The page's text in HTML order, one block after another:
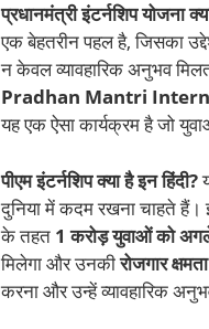
प्रधानमंत्री इंटर्नशिप
एक बेहतरीन पहल है, जिसका
न केवल व्यावहारिक अनुभव
Pradhan Mantri
यह एक ऐसा कार्यक्रम है जो
पीएम इंटर्नशिप क्या है इन हिंदी?
दुनिया में कदम रखना चाहते हैं।
के तहत 1 करोड़ युवाओं को अगले
मिलेगा और उनकीरोजगार
करना और उन्हें व्यावहारिक